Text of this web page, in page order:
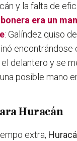
y la falta de
era un
: Galíndez quiso
encontrándose
delantero y se
posible mano
Huracán
extra,